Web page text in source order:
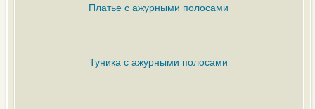
Платье с ажурными полосами
Туника с ажурными полосами